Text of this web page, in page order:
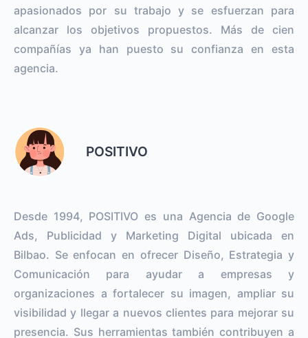
apasionados por su trabajo y se esfuerzan para
alcanzar los objetivos propuestos. Más de cien
compañías ya han puesto su confianza en esta
agencia.
POSITIVO
Desde 1994, POSITIVO es una Agencia de Google
Ads, Publicidad y Marketing Digital ubicada en
Bilbao. Se enfocan en ofrecer Diseño, Estrategia y
Comunicación para ayudar a empresas y
organizaciones a fortalecer su imagen, ampliar su
visibilidad y llegar a nuevos clientes para mejorar su
presencia. Sus herramientas también contribuyen a